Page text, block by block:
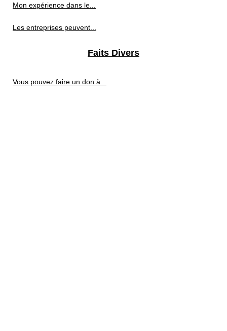
Mon expérience dans le...
Les entreprises peuvent...
Faits Divers
Vous pouvez faire un don à...